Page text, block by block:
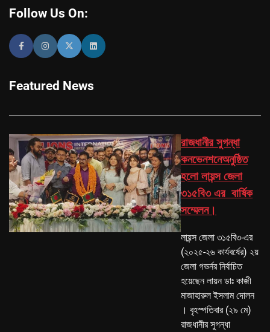
Follow Us On:
Featured News
রাজধানীর সুগন্ধা
কনভেনশনেঅনুষ্ঠিত
হলো লায়ন্স জেলা
৩১৫বি৩ এর বার্ষিক
সম্মেলন।
লায়ন্স জেলা ৩১৫বি৩-এর
(২০২৫-২৬ কার্যবর্ষের) ২য়
জেলা গভর্নর নির্বাচিত
হয়েছেন লায়ন ডাঃ কাজী
মাজাহারুল ইসলাম দোলন
। বৃহস্পতিবার (২৯ মে)
রাজধানীর সুগন্ধা